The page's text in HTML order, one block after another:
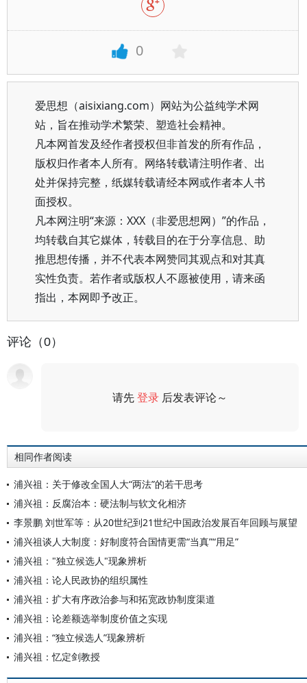
0
爱思想（aisixiang.com）网站为公益纯学术网
站，旨在推动学术繁荣、塑造社会精神。
凡本网首发及经作者授权但非首发的所有作品，
版权归作者本人所有。网络转载请注明作者、出
处并保持完整，纸媒转载请经本网或作者本人书
面授权。
凡本网注明“来源：XXX（非爱思想网）”的作品，
均转载自其它媒体，转载目的在于分享信息、助
推思想传播，并不代表本网赞同其观点和对其真
实性负责。若作者或版权人不愿被使用，请来函
指出，本网即予改正。
评论（0）
请先登录 后发表评论～
相同作者阅读
浦兴祖：关于修改全国人大“两法”的若干思考
浦兴祖：反腐治本：硬法制与软文化相济
李景鹏 刘世军等：从20世纪到21世纪中国政治发展百年回顾与展望
浦兴祖谈人大制度：好制度符合国情更需“当真”“用足”
浦兴祖："独立候选人"现象辨析
浦兴祖：论人民政协的组织属性
浦兴祖：扩大有序政治参与和拓宽政协制度渠道
浦兴祖：论差额选举制度价值之实现
浦兴祖：“独立候选人”现象辨析
浦兴祖：忆定剑教授